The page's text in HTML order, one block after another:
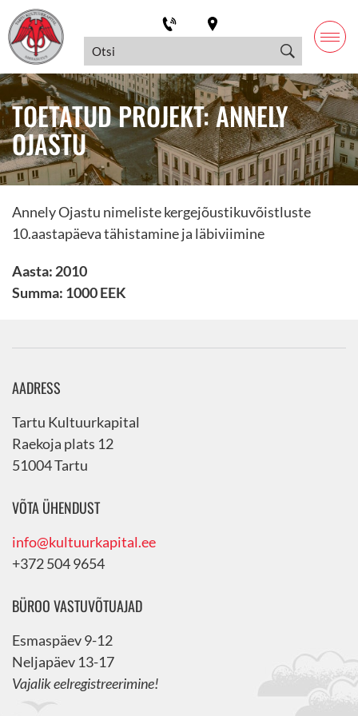
TOETATUD PROJEKT: ANNELY
OJASTU
Annely Ojastu nimeliste kergejõustikuvõistluste
10.aastapäeva tähistamine ja läbiviimine
Aasta: 2010
Summa: 1000 EEK
AADRESS
Tartu Kultuurkapital
Raekoja plats 12
51004 Tartu
VÕTA ÜHENDUST
info@kultuurkapital.ee
+372 504 9654
BÜROO VASTUVÕTUAJAD
Esmaspäev 9-12
Neljapäev 13-17
Vajalik eelregistreerimine!